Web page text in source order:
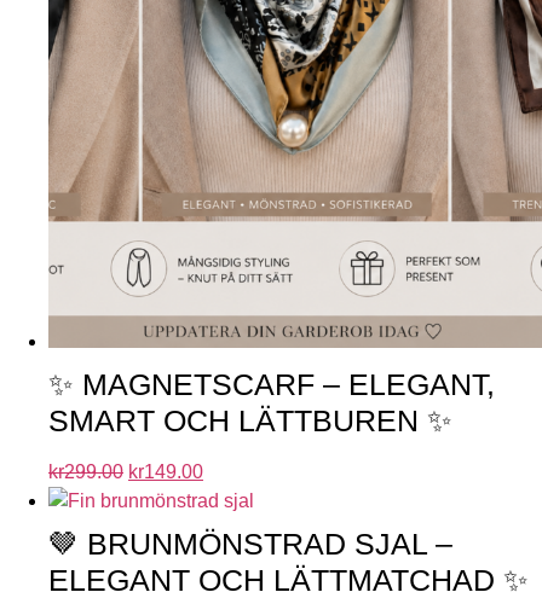
✨ MAGNETSCARF – ELEGANT,
SMART OCH LÄTTBUREN ✨
kr299.00 kr149.00
🤎 BRUNMÖNSTRAD SJAL –
ELEGANT OCH LÄTTMATCHAD ✨